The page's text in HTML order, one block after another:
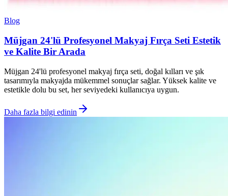
Blog
Müjgan 24'lü Profesyonel Makyaj Fırça Seti Estetik
ve Kalite Bir Arada
Müjgan 24'lü profesyonel makyaj fırça seti, doğal kılları ve şık
tasarımıyla makyajda mükemmel sonuçlar sağlar. Yüksek kalite ve
estetikle dolu bu set, her seviyedeki kullanıcıya uygun.
Daha fazla bilgi edinin